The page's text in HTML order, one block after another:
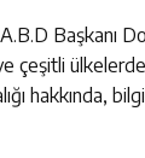
Başkanı
çeşitli
hakkında,